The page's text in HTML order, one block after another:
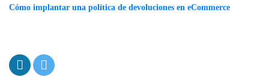
Cómo implantar una política de devoluciones en eCommerce